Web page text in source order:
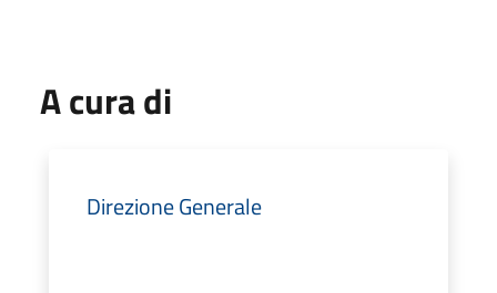
A cura di
Direzione Generale